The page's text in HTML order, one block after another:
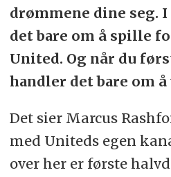
drømmene dine seg.
det bare om å spille
United. Og når du
handler det bare om
Det sier Marcus
med Uniteds egen
over her er første